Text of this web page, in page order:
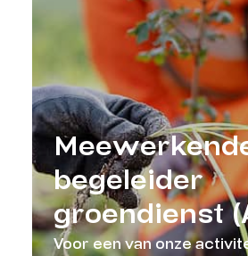
begeleider
groendienst
Voor een van onze